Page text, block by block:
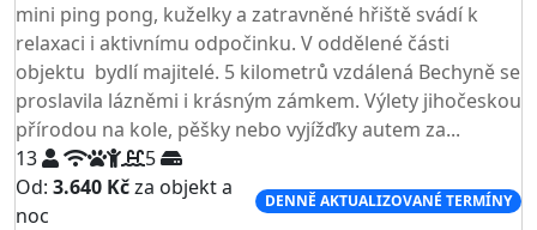
mini ping pong, kuželky a zatravněné hřiště svádí k
relaxaci i aktivnímu odpočinku. V oddělené části
objektu bydlí majitelé. 5 kilometrů vzdálená Bechyně se
proslavila lázněmi i krásným zámkem. Výlety jihočeskou
přírodou na kole, pěšky nebo vyjížďky autem za...
13
5
Od: 3.640 Kčza objekt a
noc
DENNĚ AKTUALIZOVANÉ TERMÍNY